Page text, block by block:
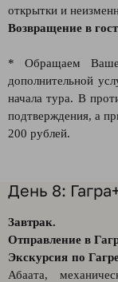
открытки и
Возвращение в
* Обращаем Ваше
дополнительной
начала тура. В
подтверждения, а
200 рублей.
День 8:
Завтрак.
Отправление в
Экскурсия по
Абаата,